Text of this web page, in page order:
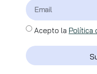
Acepto la Política